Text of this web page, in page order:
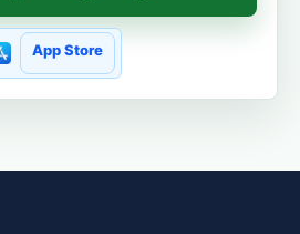
App Store